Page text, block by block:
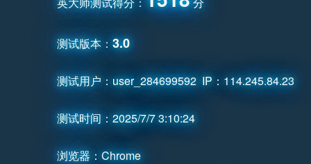
测试版本：3.0
测试用户：user_284699592 IP：114.245.84.23
测试时间：2025/7/7 3:10:24
浏览器：Chrome